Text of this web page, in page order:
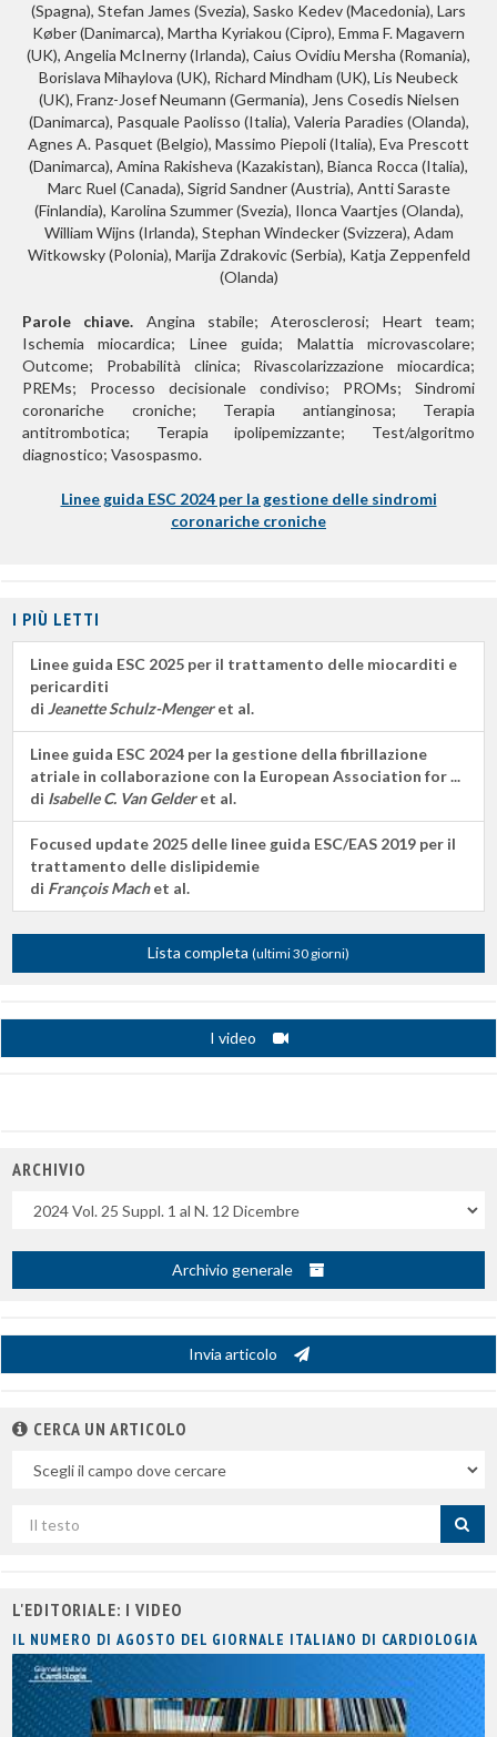
(Spagna), Stefan James (Svezia), Sasko Kedev (Macedonia), Lars
Køber (Danimarca), Martha Kyriakou (Cipro), Emma F. Magavern
(UK), Angelia McInerny (Irlanda), Caius Ovidiu Mersha (Romania),
Borislava Mihaylova (UK), Richard Mindham (UK), Lis Neubeck
(UK), Franz-Josef Neumann (Germania), Jens Cosedis Nielsen
(Danimarca), Pasquale Paolisso (Italia), Valeria Paradies (Olanda),
Agnes A. Pasquet (Belgio), Massimo Piepoli (Italia), Eva Prescott
(Danimarca), Amina Rakisheva (Kazakistan), Bianca Rocca (Italia),
Marc Ruel (Canada), Sigrid Sandner (Austria), Antti Saraste
(Finlandia), Karolina Szummer (Svezia), Ilonca Vaartjes (Olanda),
William Wijns (Irlanda), Stephan Windecker (Svizzera), Adam
Witkowsky (Polonia), Marija Zdrakovic (Serbia), Katja Zeppenfeld
(Olanda)
Parole chiave. Angina stabile; Aterosclerosi; Heart team;
Ischemia miocardica; Linee guida; Malattia microvascolare;
Outcome; Probabilità clinica; Rivascolarizzazione miocardica;
PREMs; Processo decisionale condiviso; PROMs; Sindromi
coronariche croniche; Terapia antianginosa; Terapia
antitrombotica; Terapia ipolipemizzante; Test/algoritmo
diagnostico; Vasospasmo.
Linee guida ESC 2024 per la gestione delle sindromi
coronariche croniche
I PIÙ LETTI
Linee guida ESC 2025 per il trattamento delle miocarditi e
pericarditi
di Jeanette Schulz-Mengeret al.
Linee guida ESC 2024 per la gestione della fibrillazione
atriale in collaborazione con la European Association for ...
di Isabelle C. Van Gelderet al.
Focused update 2025 delle linee guida ESC/EAS 2019 per il
trattamento delle dislipidemie
di François Machet al.
Lista completa (ultimi 30 giorni)
I video
ARCHIVIO
Archivio generale
Invia articolo
CERCA UN ARTICOLO
campo
per
L'EDITORIALE: I VIDEO
IL NUMERO DI AGOSTO DEL GIORNALE ITALIANO DI CARDIOLOGIA